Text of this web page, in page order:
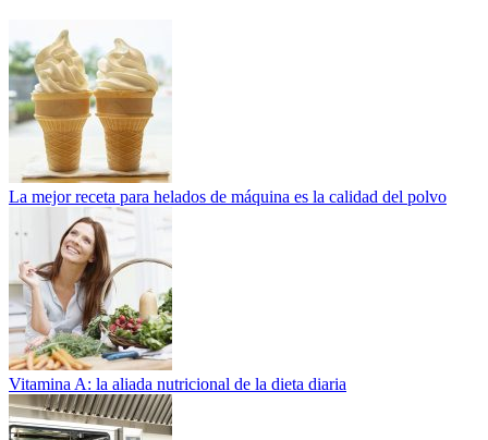
La mejor receta para helados de máquina es la calidad del polvo
Vitamina A: la aliada nutricional de la dieta diaria